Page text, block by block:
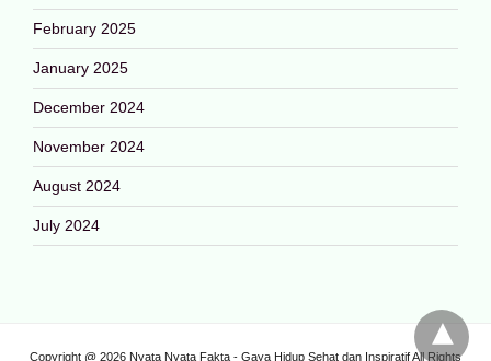
February 2025
January 2025
December 2024
November 2024
August 2024
July 2024
Copyright @ 2026 Nyata Nyata Fakta - Gaya Hidup Sehat dan Inspiratif All Rights